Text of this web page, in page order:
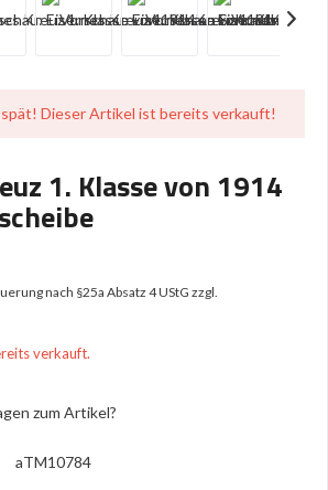
spät! Dieser Artikel ist bereits verkauft!
1. Klasse von 1914
nach §25a Absatz 4 UStG zzgl.
verkauft.
zum Artikel?
aTM10784